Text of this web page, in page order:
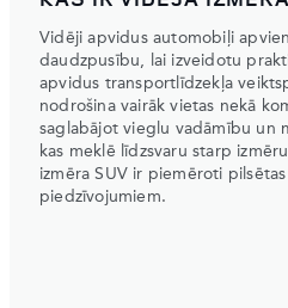
Vidēji apvidus automobiļi
daudzpusību, lai izveidotu
apvidus transportlīdzekļa
nodrošina vairāk vietas nekā
saglabājot vieglu vadāmību un
kas meklē līdzsvaru starp
izmēra SUV ir piemēroti
piedzīvojumiem.